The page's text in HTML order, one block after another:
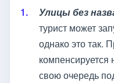
Улицы без
турист может
однако это так.
свою очередь